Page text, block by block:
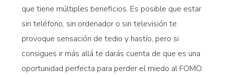
que tiene múltiples beneficios. Es posible que estar
sin teléfono, sin ordenador o sin televisión te
provoque sensación de tedio y hastío, pero si
consigues ir más allá te darás cuenta de que es una
oportunidad perfecta para perder el miedo al FOMO.